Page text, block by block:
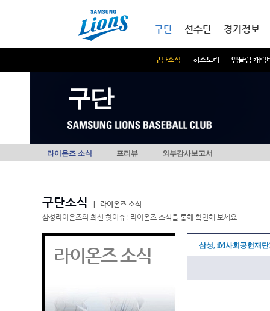
구단
구단소식 히스토리 엠블럼 캐릭
선수단 경기정보
구단
라이온즈 소식 프리뷰 외부감사보고서
구단소식
라이온즈 소식
삼성라이온즈의 최신 핫이슈! 라이온즈 소식을 통해 확인해 보세요.
라이온즈 소식 삼성, iM사회공헌재